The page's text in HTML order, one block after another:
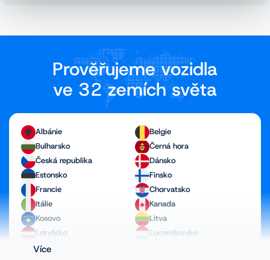
Prověřujeme vozidla
ve 32 zemích světa
Albánie
Belgie
Bulharsko
Černá hora
Česká republika
Dánsko
Estonsko
Finsko
Francie
Chorvatsko
Itálie
Kanada
Kosovo
Litva
Lotyšsko
Lucembursko
Maďarsko
Více